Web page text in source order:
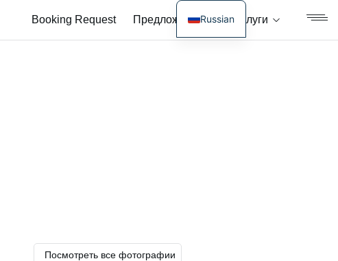
Booking Request Предложения Услуги
Посмотреть все фотографии
Russian
English